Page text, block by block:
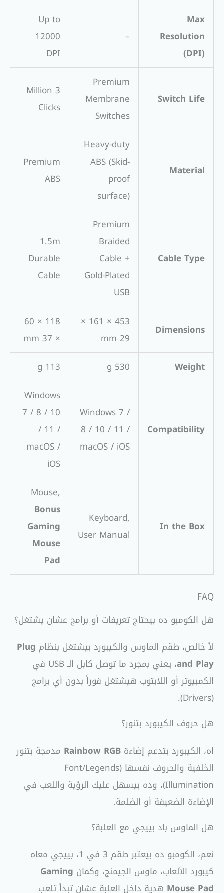
Max
Resolution
(DPI)
–
Up to
12000
DPI
Switch Life
Premium
Membrane
Switches
3 Million
Clicks
Material
Heavy-duty
ABS (Skid-
proof
surface)
Premium
ABS
Cable Type
Premium
Braided
Cable +
Gold-Plated
USB
1.5m
Durable
Cable
Dimensions
453 × 161 ×
29 mm
118 × 60
× 37 mm
Weight
530 g
113 g
Compatibility
Windows 7 /
8 / 10 / 11 /
macOS / iOS
Windows
7 / 8 / 10
/ 11 /
macOS /
iOS
In the Box
Keyboard,
User Manual
Mouse,
Bonus
Gaming
Mouse
Pad
FAQ
هل الكومبو ده بيحتاج تعريفات أو برامج عشان يشتغل؟
لأ خالص، طقم الماوس والكيبورد بيشتغل بنظام Plug
and Play
، يعني بمجرد ما توصل كابل الـ USB في
الكمبيوتر أو اللابتوب هيشتغل فوراً بدون أي برامج
(Drivers).
هل حروف الكيبورد بتنور؟
اه، الكيبورد بتدعم إضاءة Rainbow RGB مدمجة بتنور
الخلفية والحروف نفسها (Font/Legends
Illumination)، وده بيسهل عليك الرؤية واللعب في
الإضاءة الضعيفة أو الضلمة.
هل الماوس باد بييجي مع العلبة؟
نعم، الكومبو ده بيعتبر طقم 3 في 1، بييجي معاه
كيبورد الألعاب، ماوس الجيمنج، وكمان Gaming
Mouse Pad هدية داخل العلبة عشان تبدأ تلعب